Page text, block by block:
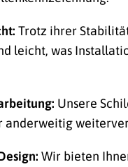
Trotz ihrer
leicht, was
Unsere
anderweitig
Wir bieten